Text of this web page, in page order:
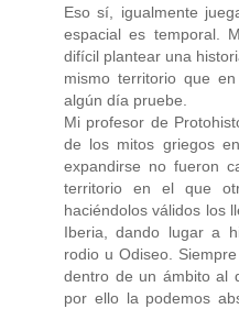
Eso sí, igualmente
espacial es temporal.
difícil plantear una
mismo territorio que
algún día pruebe.
Mi profesor de
de los mitos griegos
expandirse no fueron
territorio en el que
haciéndolos válidos los
Iberia, dando lugar a
rodio u Odiseo.
dentro de un ámbito al
por ello la podemos